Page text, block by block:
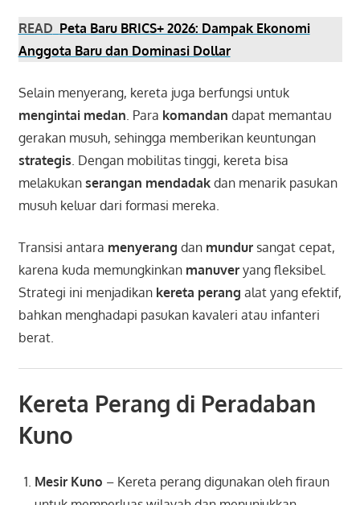
READ Peta Baru BRICS+ 2026: Dampak Ekonomi
Anggota Baru dan Dominasi Dollar
Selain menyerang, kereta juga berfungsi untuk
mengintai medan. Para komandan dapat memantau
gerakan musuh, sehingga memberikan keuntungan
strategis. Dengan mobilitas tinggi, kereta bisa
melakukan serangan mendadakdan menarik pasukan
musuh keluar dari formasi mereka.
Transisi antara menyerang dan mundursangat cepat,
karena kuda memungkinkan manuveryang fleksibel.
Strategi ini menjadikan kereta perang alat yang efektif,
bahkan menghadapi pasukan kavaleri atau infanteri
berat.
Kereta Perang di Peradaban
Kuno
Mesir Kuno – Kereta perang digunakan oleh firaun